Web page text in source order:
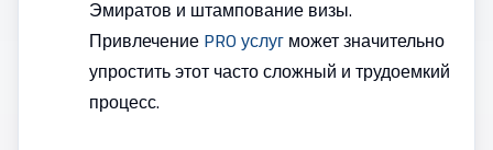
Эмиратов и штампование визы.
ПривлечениеPRO услугможет значительно
упростить этот часто сложный и трудоемкий
процесс.